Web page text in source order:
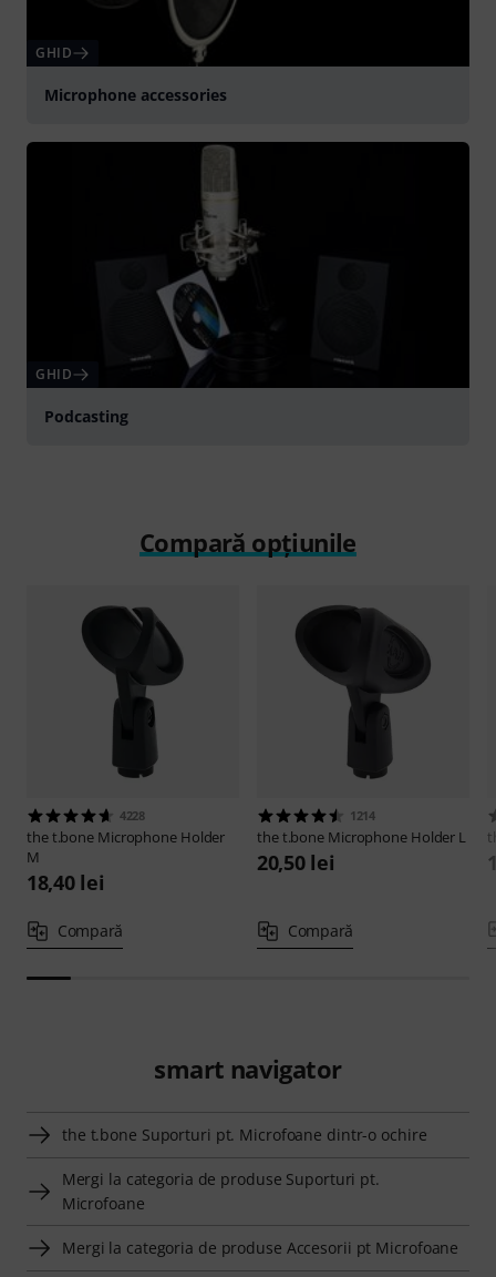
GHID
Microphone accessories
GHID
Podcasting
Compară opțiunile
4228
the t.bone Microphone Holder
M
18,40 lei
Compară
1214
the t.bone Microphone Holder L
20,50 lei
Compară
smart navigator
the t.bone Suporturi pt. Microfoane dintr-o ochire
Mergi la categoria de produse Suporturi pt.
Microfoane
Mergi la categoria de produse Accesorii pt Microfoane